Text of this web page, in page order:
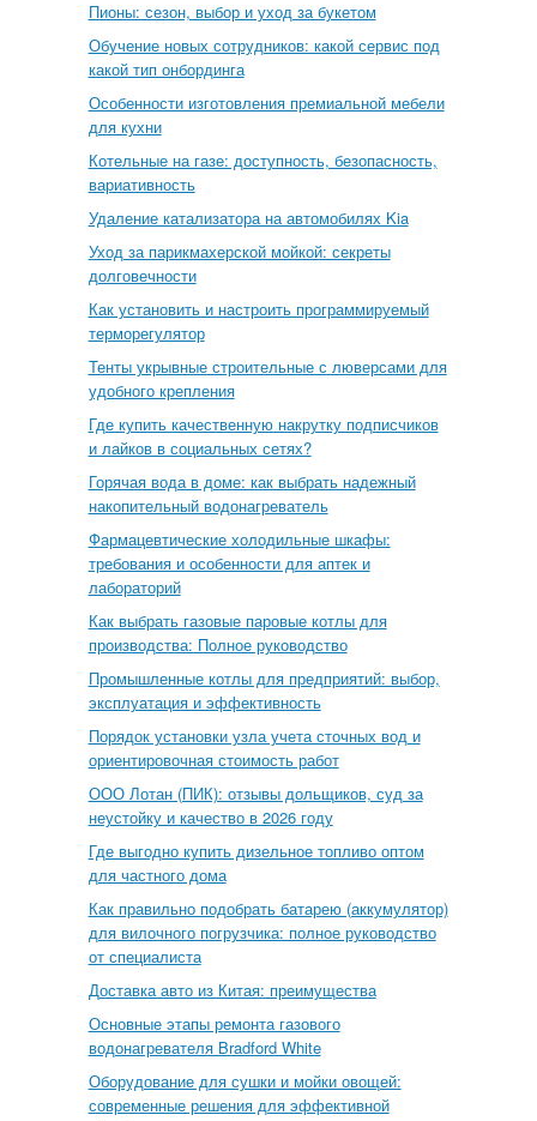
Пионы: сезон, выбор и уход за букетом
Обучение новых сотрудников: какой сервис под
какой тип онбординга
Особенности изготовления премиальной мебели
для кухни
Котельные на газе: доступность, безопасность,
вариативность
Удаление катализатора на автомобилях Kia
Уход за парикмахерской мойкой: секреты
долговечности
Как установить и настроить программируемый
терморегулятор
Тенты укрывные строительные с люверсами для
удобного крепления
Где купить качественную накрутку подписчиков
и лайков в социальных сетях?
Горячая вода в доме: как выбрать надежный
накопительный водонагреватель
Фармацевтические холодильные шкафы:
требования и особенности для аптек и
лабораторий
Как выбрать газовые паровые котлы для
производства: Полное руководство
Промышленные котлы для предприятий: выбор,
эксплуатация и эффективность
Порядок установки узла учета сточных вод и
ориентировочная стоимость работ
ООО Лотан (ПИК): отзывы дольщиков, суд за
неустойку и качество в 2026 году
Где выгодно купить дизельное топливо оптом
для частного дома
Как правильно подобрать батарею (аккумулятор)
для вилочного погрузчика: полное руководство
от специалиста
Доставка авто из Китая: преимущества
Основные этапы ремонта газового
водонагревателя Bradford White
Оборудование для сушки и мойки овощей:
современные решения для эффективной